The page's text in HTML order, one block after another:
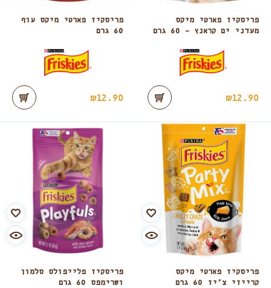
פריסקיז פארטי מיקס
מעדני ים קראנץ – 60 גרם
₪12.90
פריסקיז פארטי מיקס עוף
60 גרם
₪12.90
פריסקיז פארטי מיקס
קרייזי צ’יז 60 גרם
פריסקיז פלייפולס סלמון
ושרימפס 60 גרם